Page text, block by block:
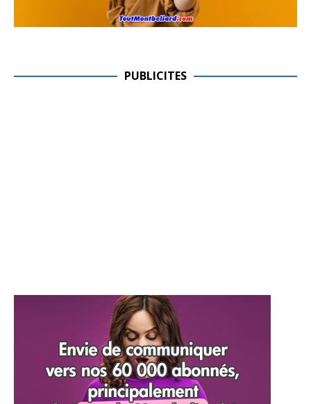
PUBLICITES